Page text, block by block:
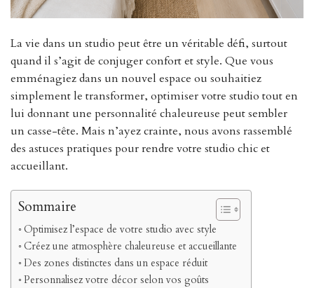
La vie dans un studio peut être un véritable défi, surtout
quand il s’agit de conjuger confort et style. Que vous
emménagiez dans un nouvel espace ou souhaitiez
simplement le transformer, optimiser votre studio tout en
lui donnant une personnalité chaleureuse peut sembler
un casse-tête. Mais n’ayez crainte, nous avons rassemblé
des astuces pratiques pour rendre votre studio chic et
accueillant.
Sommaire
Optimisez l’espace de votre studio avec style
Créez une atmosphère chaleureuse et accueillante
Des zones distinctes dans un espace réduit
Personnalisez votre décor selon vos goûts